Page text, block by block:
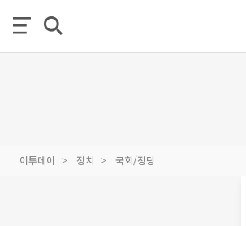
이투데이 정치 국회/정당